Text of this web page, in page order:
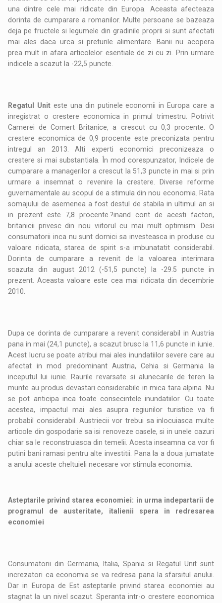
una dintre cele mai ridicate din Europa. Aceasta afecteaza
dorinta de cumparare a romanilor. Multe persoane se bazeaza
deja pe fructele si legumele din gradinile proprii si sunt afectati
mai ales daca urca si preturile alimentare. Banii nu acopera
prea mult in afara articolelor esentiale de zi cu zi. Prin urmare
indicele a scazut la -22,5 puncte.
Regatul Unit este una din putinele economii in Europa care a
inregistrat o crestere economica in primul trimestru. Potrivit
Camerei de Comert Britanice, a crescut cu 0,3 procente. O
crestere economica de 0,9 procente este preconizata pentru
intregul an 2013. Alti experti economici preconizeaza o
crestere si mai substantiala. În mod corespunzator, Indicele de
cumparare a managerilor a crescut la 51,3 puncte in mai si prin
urmare a insemnat o revenire la crestere. Diverse reforme
guvernamentale au scopul de a stimula din nou economia. Rata
somajului de asemenea a fost destul de stabila in ultimul an si
in prezent este 7,8 procente.?inand cont de acesti factori,
britanicii privesc din nou viitorul cu mai mult optimism. Desi
consumatorii inca nu sunt dornici sa investeasca in produse cu
valoare ridicata, starea de spirit s-a imbunatatit considerabil.
Dorinta de cumparare a revenit de la valoarea interimara
scazuta din august 2012 (-51,5 puncte) la -29.5 puncte in
prezent. Aceasta valoare este cea mai ridicata din decembrie
2010.
Dupa ce dorinta de cumparare a revenit considerabil in Austria
pana in mai (24,1 puncte), a scazut brusc la 11,6 puncte in iunie.
Acest lucru se poate atribui mai ales inundatiilor severe care au
afectat in mod predominant Austria, Cehia si Germania la
inceputul lui iunie. Raurile revarsate si alunecarile de teren la
munte au produs devastari considerabile in mica tara alpina. Nu
se pot anticipa inca toate consecintele inundatiilor. Cu toate
acestea, impactul mai ales asupra regiunilor turistice va fi
probabil considerabil. Austriecii vor trebui sa inlocuiasca multe
articole din gospodarie sa isi renoveze casele, si in unele cazuri
chiar sa le reconstruiasca din temelii. Acesta inseamna ca vor fi
putini bani ramasi pentru alte investitii. Pana la a doua jumatate
a anului aceste cheltuieli necesare vor stimula economia.
Asteptarile privind starea economiei: in urma indepartarii de
programul de austeritate, italienii spera in redresarea
economiei
Consumatorii din Germania, Italia, Spania si Regatul Unit sunt
increzatori ca economia se va redresa pana la sfarsitul anului.
Dar in Europa de Est asteptarile privind starea economiei au
stagnat la un nivel scazut. Speranta intr-o crestere economica